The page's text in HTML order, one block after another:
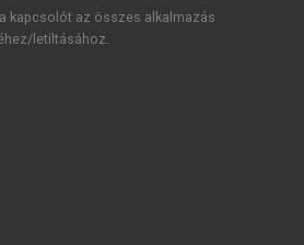
kapcsolót az összes alkalmazás
letiltásához.